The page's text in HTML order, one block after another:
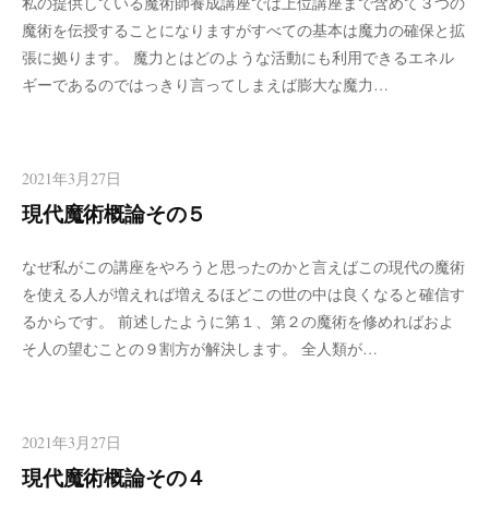
魔術を伝授することになりますがすべての基本は魔力の確保と拡
張に拠ります。 魔力とはどのような活動にも利用できるエネル
ギーであるのではっきり言ってしまえば膨大な魔力…
2021年3月27日
現代魔術概論その５
なぜ私がこの講座をやろうと思ったのかと言えばこの現代の魔術
を使える人が増えれば増えるほどこの世の中は良くなると確信す
るからです。 前述したように第１、第２の魔術を修めればおよ
そ人の望むことの９割方が解決します。 全人類が…
2021年3月27日
現代魔術概論その４